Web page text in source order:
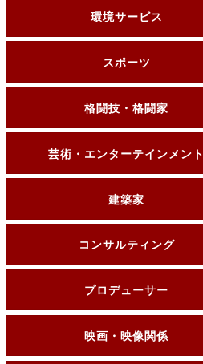
環境サービス
スポーツ
格闘技・格闘家
芸術・エンターテインメント
建築家
コンサルティング
プロデューサー
映画・映像関係